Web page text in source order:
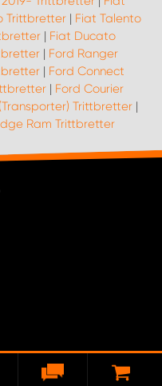
Trittbretter | Fiat Talento
| Fiat Ducato
| Ford Ranger
| Ford Connect
| Ford Courier
Trittbretter |
Ram Trittbretter